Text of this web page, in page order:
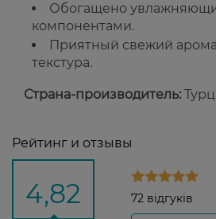
Обогащено
компонентами.
Приятный свежий
текстура.
Страна-производитель:
Рейтинг и отзывы
4,82 72 відгуків